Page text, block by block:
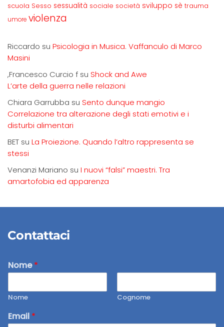
scuola Sesso sessualità sociale società sviluppo sè trauma
umore violenza
Riccardo su Psicologia in Musica. Vaffanculo di Marco
Masini
,Francesco Curcio f su Shock and Awe
L’arte della guerra nelle relazioni
Chiara Garrubba su Sento dunque mangio
Correlazione tra alterazione degli stati emotivi e i
disturbi alimentari
BET su La Proiezione. Quando l’altro rappresenta se
stessi
Venanzi Mariano su I nuovi “falsi” maestri. Tra
amartofobia ed apparenza
Contattaci
Nome*
Nome Cognome
Email *